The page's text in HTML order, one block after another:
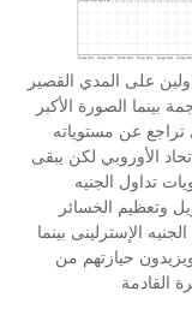
على المدي القصير
بينما الصورة الأكبر
تراجع عن مستوياته
الأوروبي لكن يبقى
تداول الجنيه
وتعظيم الخسائر
الإسترلينى بينما
حيازتهم من
القادمة